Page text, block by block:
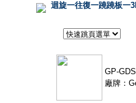
迴旋一往復一蹺蹺板一
GP-
廠牌：